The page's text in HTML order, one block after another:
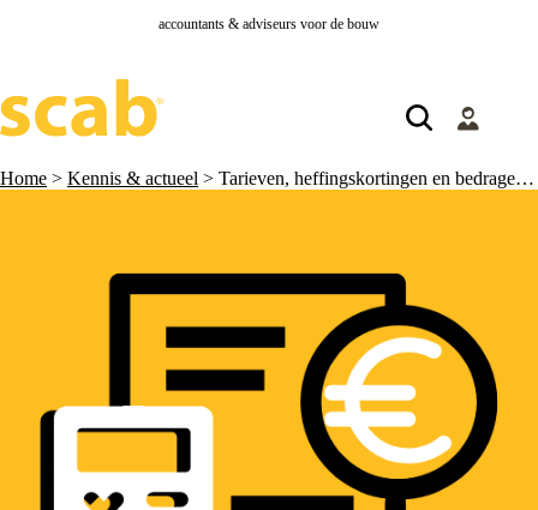
accountants & adviseurs voor de bouw
Home > Kennis & actueel > Tarieven, heffingskortingen en bedragen inkomstenbelasting 2026